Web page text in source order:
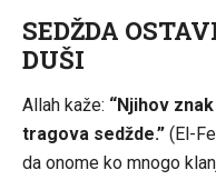
SEDŽDA
DUŠI
Allah kaže: “Njihov
tragova sedžde.”(El-
da onome ko mnogo